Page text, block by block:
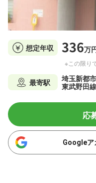
想定年収 336万
※この限り
最寄駅
埼玉新都
東武野田
応
Googleア